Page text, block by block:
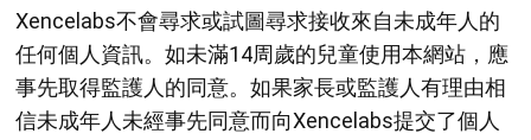
Xencelabs不會尋求或試圖尋求接收來自未成年人的
任何個人資訊。如未滿14周歲的兒童使用本網站，應
事先取得監護人的同意。如果家長或監護人有理由相
信未成年人未經事先同意而向Xencelabs提交了個人